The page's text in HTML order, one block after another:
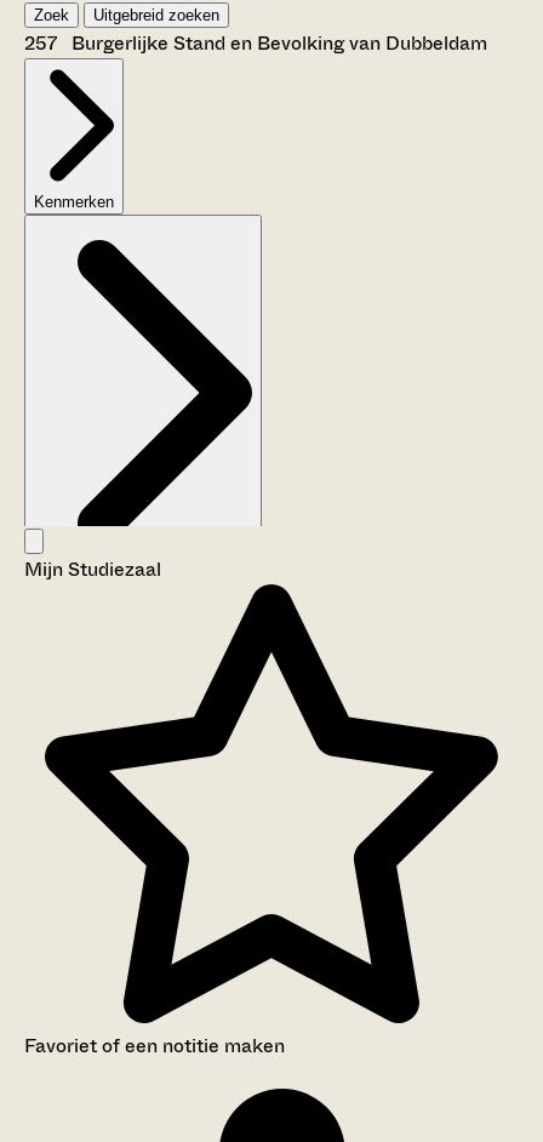
Zoek Uitgebreid zoeken
257 Burgerlijke Stand en Bevolking van Dubbeldam
Kenmerken
Aanwijzingen voor de gebruiker
Mijn Studiezaal
Favoriet of een notitie maken